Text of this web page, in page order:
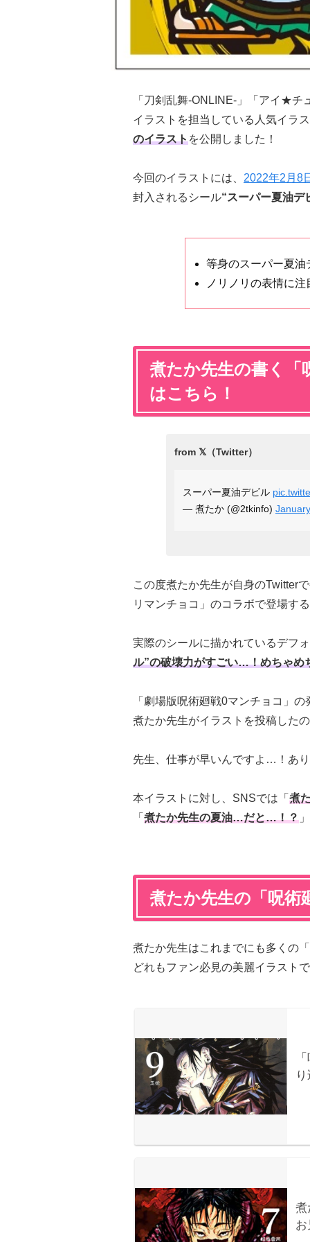
「刀剣乱舞-ONLINE-」「アイ★チ
イラストを担当している人気イラ
のイラストを公開しました！
今回のイラストには、 2022年2月8
封入されるシール“スーパー夏油デ
等身のスーパー夏油
ノリノリの表情に注
煮たか先生の書く「
はこちら！
スーパー夏油デビル
— 煮たか (@2tkinfo)
この度煮たか先生が自身のTwitter
リマンチョコ」のコラボで登場す
実際のシールに描かれているデフ
ル”の破壊力がすごい…！めちゃめ
「劇場版呪術廻戦0マンチョコ」
煮たか先生がイラストを投稿した
先生、仕事が早いんですよ…！ あ
本イラストに対し、SNSでは「 煮
「 煮たか先生の夏油…だと…！？
煮たか先生の「呪術
煮たか先生はこれまでにも多くの
どれもファン必見の美麗イラスト